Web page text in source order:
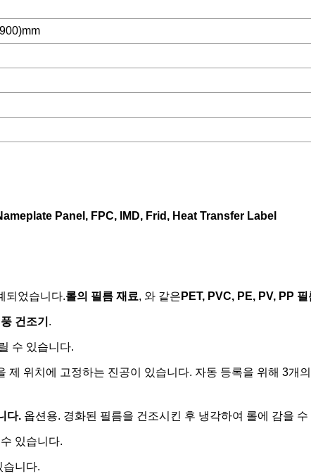
되었습니다.롤의 필름 재료, 와 같은 PET, PVC, PE, PV, PP 필
건조기 .
수 있습니다.
위치에 고정하는 진공이 있습니다. 자동 등록을 위해 3개
다. 옵션용. 경화된 필름을 건조시킨 후 냉각하여 롤에 감을
있습니다.
습니다.